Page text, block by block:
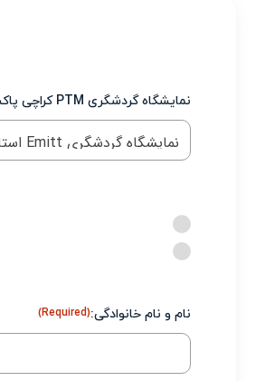
نمایشگاه گردشگری PTM کراچی پاکستان ۲۰۲۶
نام و نام خانوادگى:(Required)